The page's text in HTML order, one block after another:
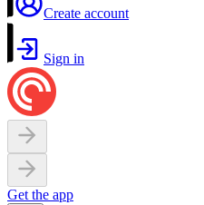
Create account
Sign in
Get the app